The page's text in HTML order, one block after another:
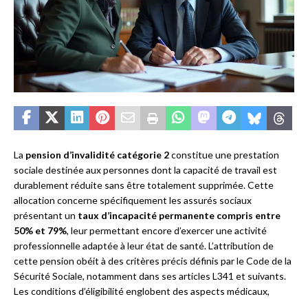
La pension d’invalidité catégorie 2constitue une prestation
sociale destinée aux personnes dont la capacité de travail est
durablement réduite sans être totalement supprimée. Cette
allocation concerne spécifiquement les assurés sociaux
présentant un taux d’incapacité permanente compris entre
50% et 79%, leur permettant encore d’exercer une activité
professionnelle adaptée à leur état de santé. L’attribution de
cette pension obéit à des critères précis définis par le Code de la
Sécurité Sociale, notamment dans ses articles L341 et suivants.
Les conditions d’éligibilité englobent des aspects médicaux,